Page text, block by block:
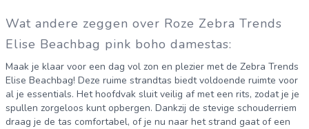
Wat andere zeggen over Roze Zebra Trends
Elise Beachbag pink boho damestas:
Maak je klaar voor een dag vol zon en plezier met de Zebra Trends
Elise Beachbag! Deze ruime strandtas biedt voldoende ruimte voor
al je essentials. Het hoofdvak sluit veilig af met een rits, zodat je je
spullen zorgeloos kunt opbergen. Dankzij de stevige schouderriem
draag je de tas comfortabel, of je nu naar het strand gaat of een